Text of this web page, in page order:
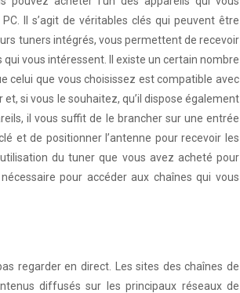
Il s’agit de véritables clés qui peuvent être
tuners intégrés, vous permettent de recevoir
vous intéressent. Il existe un certain nombre
celui que vous choisissez est compatible avec
si vous le souhaitez, qu’il dispose également
il vous suffit de le brancher sur une entrée
et de positionner l’antenne pour recevoir les
du tuner que vous avez acheté pour
pour accéder aux chaînes qui vous
regarder en direct. Les sites des chaînes de
diffusés sur les principaux réseaux de